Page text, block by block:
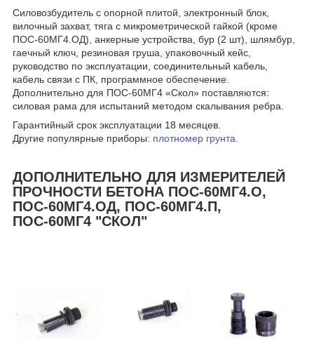
Силовозбудитель с опорной плитой, электронный блок,
вилочный захват, тяга с микрометрической гайкой (кроме
ПОС-60МГ4.ОД), анкерные устройства, бур (2 шт), шлямбур,
гаечный ключ, резиновая груша, упаковочный кейс,
руководство по эксплуатации, соединительный кабель,
кабель связи с ПК, программное обеспечение.
Дополнительно для ПОС-60МГ4 «Скол» поставляются:
силовая рама для испытаний методом скалывания ребра.
Гарантийный срок эксплуатации 18 месяцев.
Другие популярные приборы: плотномер грунта.
ДОПОЛНИТЕЛЬНО ДЛЯ ИЗМЕРИТЕЛЕЙ
ПРОЧНОСТИ БЕТОНА ПОС-60МГ4.О,
ПОС-60МГ4.ОД, ПОС-60МГ4.П,
ПОС-60МГ4 "СКОЛ"